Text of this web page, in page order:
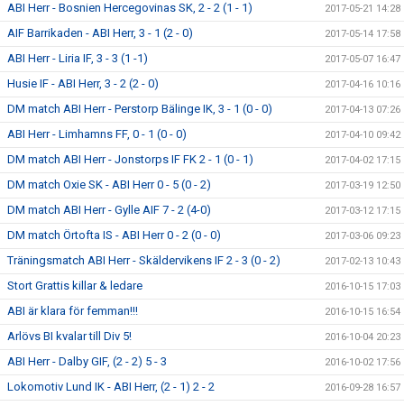
ABI Herr - Bosnien Hercegovinas SK, 2 - 2 (1 - 1) 2017-05-21 14:28
AIF Barrikaden - ABI Herr, 3 - 1 (2 - 0) 2017-05-14 17:58
ABI Herr - Liria IF, 3 - 3 (1 -1) 2017-05-07 16:47
Husie IF - ABI Herr, 3 - 2 (2 - 0) 2017-04-16 10:16
DM match ABI Herr - Perstorp Bälinge IK, 3 - 1 (0 - 0) 2017-04-13 07:26
ABI Herr - Limhamns FF, 0 - 1 (0 - 0) 2017-04-10 09:42
DM match ABI Herr - Jonstorps IF FK 2 - 1 (0 - 1) 2017-04-02 17:15
DM match Oxie SK - ABI Herr 0 - 5 (0 - 2) 2017-03-19 12:50
DM match ABI Herr - Gylle AIF 7 - 2 (4-0) 2017-03-12 17:15
DM match Örtofta IS - ABI Herr 0 - 2 (0 - 0) 2017-03-06 09:23
Träningsmatch ABI Herr - Skäldervikens IF 2 - 3 (0 - 2) 2017-02-13 10:43
Stort Grattis killar & ledare 2016-10-15 17:03
ABI är klara för femman!!! 2016-10-15 16:54
Arlövs BI kvalar till Div 5! 2016-10-04 20:23
ABI Herr - Dalby GIF, (2 - 2) 5 - 3 2016-10-02 17:56
Lokomotiv Lund IK - ABI Herr, (2 - 1) 2 - 2 2016-09-28 16:57